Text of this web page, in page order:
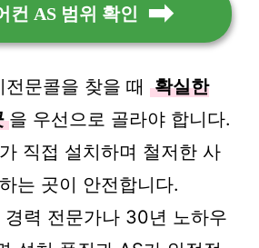
컨 AS 범위 확인
문콜을 찾을 때 확실한
을 우선으로 골라야 합니다.
직접 설치하며 철저한 사
는 곳이 안전합니다.
경력 전문가나 30년 노하우